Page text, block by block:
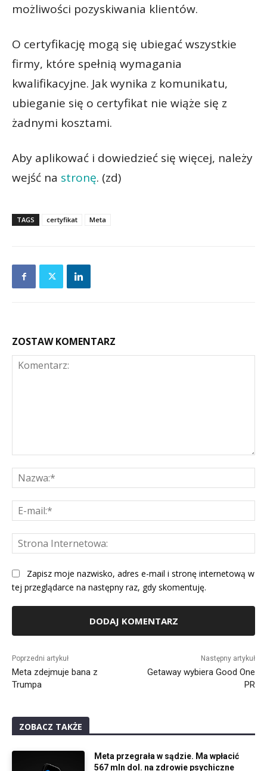
możliwości pozyskiwania klientów.
O certyfikację mogą się ubiegać wszystkie
firmy, które spełnią wymagania
kwalifikacyjne. Jak wynika z komunikatu,
ubieganie się o certyfikat nie wiąże się z
żadnymi kosztami.
Aby aplikować i dowiedzieć się więcej, należy
wejść na stronę. (zd)
TAGS certyfikat Meta
ZOSTAW KOMENTARZ
Zapisz moje nazwisko, adres e-mail i stronę internetową w
tej przeglądarce na następny raz, gdy skomentuję.
Poprzedni artykuł
Meta zdejmuje bana z
Trumpa
Następny artykuł
Getaway wybiera Good One
PR
ZOBACZ TAKŻE
Meta przegrała w sądzie. Ma wpłacić
567 mln dol. na zdrowie psychiczne